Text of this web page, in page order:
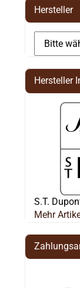
Hersteller
Hersteller
S.T.
Mehr